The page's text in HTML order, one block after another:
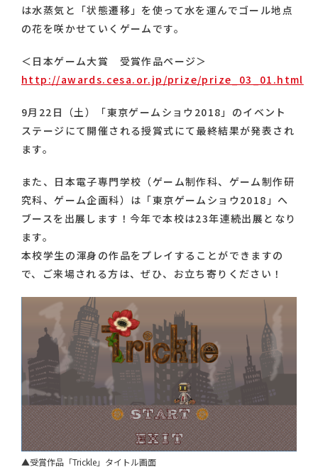
は水蒸気と「状態遷移」を使って水を運んでゴール地点
の花を咲かせていくゲームです。
＜日本ゲーム大賞 受賞作品ページ＞
http://awards.cesa.or.jp/prize/prize_03_01.html
9月22日（土）「東京ゲームショウ2018」のイベント
ステージにて開催される授賞式にて最終結果が発表され
ます。
また、日本電子専門学校（ゲーム制作科、ゲーム制作研
究科、ゲーム企画科）は「東京ゲームショウ2018」へ
ブースを出展します！今年で本校は23年連続出展となり
ます。
本校学生の渾身の作品をプレイすることができますの
で、ご来場される方は、ぜひ、お立ち寄りください！
▲受賞作品「Trickle」タイトル画面